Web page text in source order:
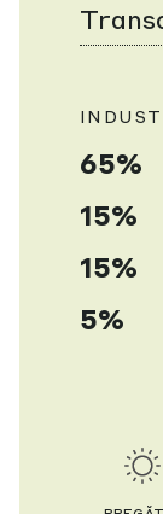
65%
15%
15%
5%